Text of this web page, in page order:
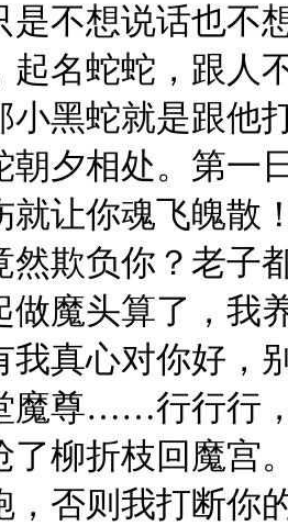
是不想说话也不
起名蛇蛇，跟人
小黑蛇就是跟他
朝夕相处。第一
就让你魂飞魄散
然欺负你？老
做魔头算了，
我真心对你好，
魔尊……行行行
了柳折枝回魔宫
，否则我打断你